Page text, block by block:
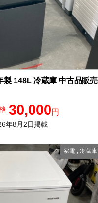
製 148L 冷蔵庫 中古品販売
30,000円
年8月2日掲載
家電, 冷蔵庫